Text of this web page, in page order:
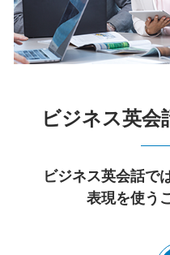
ビジネス英会
ビジネス英会話で
表現を使う